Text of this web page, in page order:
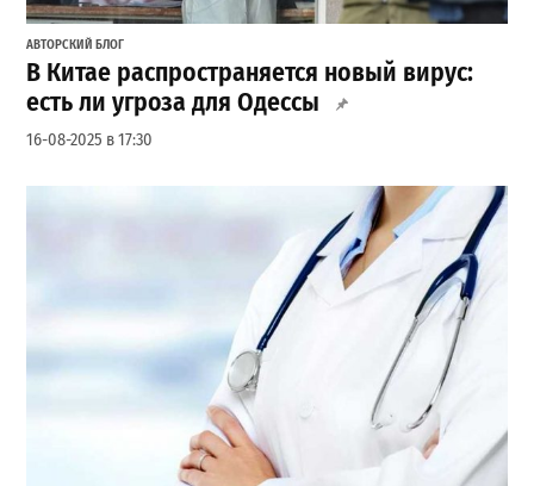
АВТОРСКИЙ БЛОГ
В Китае распространяется новый вирус:
есть ли угроза для Одессы
16-08-2025 в 17:30